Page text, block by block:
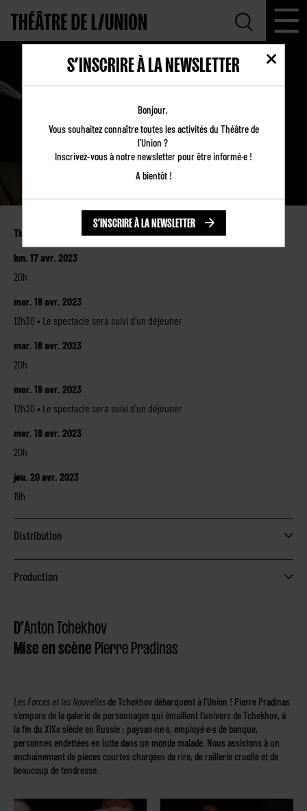
FARCES ET NOUVELLES
Théâtre de l’Union
lun. 17 avr. 2023
20h
mar. 18 avr. 2023
12h30 • Le spectacle sera suivi d'un déjeuner
mar. 18 avr. 2023
20h
mer. 19 avr. 2023
12h30 • Le spectacle sera suivi d'un déjeuner
mer. 19 avr. 2023
20h
jeu. 20 avr. 2023
19h
Distribution
Production
D’Anton Tchekhov
Mise en scène Pierre Pradinas
Les Farces et les Nouvelles de Tchekhov débarquent à l’Union ! Pierre Pradinas
s’empare de la galerie de personnages qui émaillent l’univers de Tchekhov, à
la fin du XIXe siècle en Russie : paysan·ne·s, employé·e·s de banque,
personnes endettées en lutte dans un monde malade. Nous assistons à un
enchaînement de pièces courtes chargées de rire, de raillerie cruelle et de
beaucoup de tendresse.
S’INSCRIRE À LA NEWSLETTER
Bonjour,
Vous souhaitez connaître toutes les activités du Théâtre de
l'Union ?
Inscrivez-vous à notre newsletter pour être informé·e !
A bientôt !
S’INSCRIRE À LA NEWSLETTER